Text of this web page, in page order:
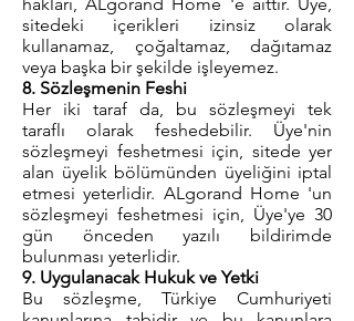
sitedeki içerikleri izinsiz olarak
kullanamaz, çoğaltamaz, dağıtamaz
veya başka bir şekilde işleyemez.
8. Sözleşmenin Feshi
Her iki taraf da, bu sözleşmeyi tek
taraflı olarak feshedebilir. Üye'nin
sözleşmeyi feshetmesi için, sitede yer
alan üyelik bölümünden üyeliğini iptal
etmesi yeterlidir. ALgorand Home 'un
sözleşmeyi feshetmesi için, Üye'ye 30
gün önceden yazılı bildirimde
bulunması yeterlidir.
9. Uygulanacak Hukuk ve Yetki
Bu sözleşme, Türkiye Cumhuriyeti